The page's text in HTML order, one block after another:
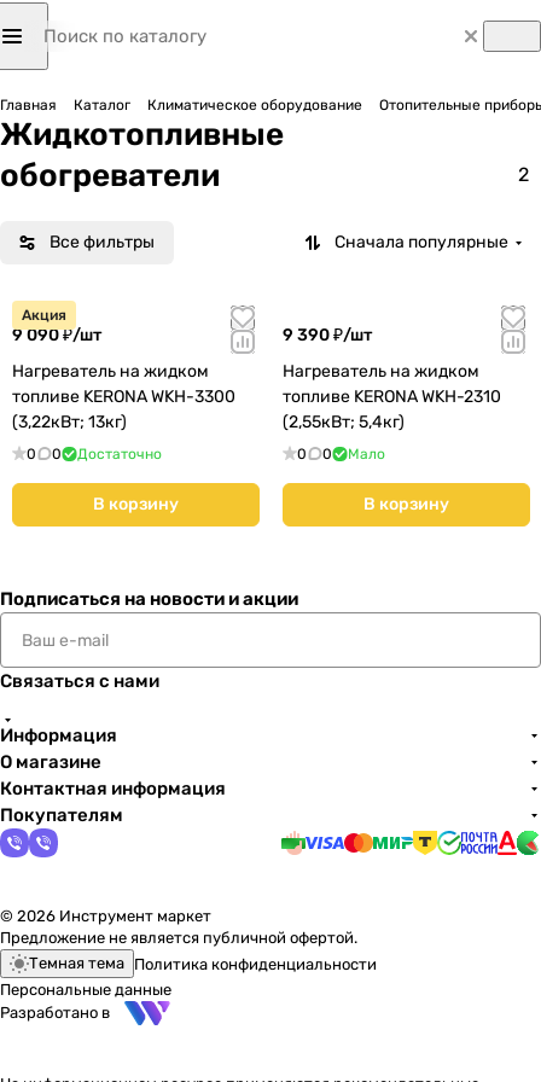
Главная Каталог Климатическое оборудование Отопительные
Жидкотопливные
обогреватели
2
Все фильтры Сначала популярные
Акция
9 090 ₽/шт
Нагреватель на жидком
топливе KERONA WKH-3300
(3,22кВт; 13кг)
0 0 Достаточно
В корзину
9 390 ₽/шт
Нагреватель на жидком
топливе KERONA WKH-2310
(2,55кВт; 5,4кг)
0 0 Мало
В корзину
Подписаться на новости и акции
Связаться с нами
Информация
О магазине
Контактная информация
Покупателям
© 2026 Инструмент маркет
Предложение не является публичной офертой.
Темная тема Политика конфиденциальности
Персональные данные
Разработано в